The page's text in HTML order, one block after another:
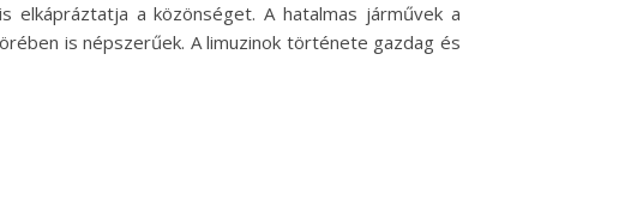
elkápráztatja a közönséget. A hatalmas járművek a
is népszerűek. A limuzinok története gazdag és